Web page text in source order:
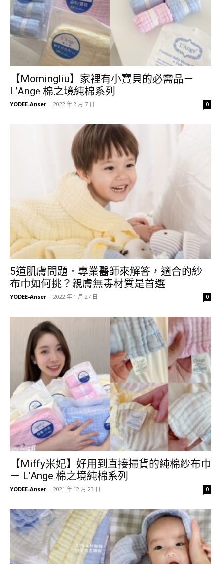
【Morningliu】家裡有小寶貝的必需品－
L’Ange 棉之境純棉系列
YODEE-Anser - 2022 年 2 月 7 日 0
5道肌膚問題．專業醫師來解答，適合的紗
布巾如何挑？親膚無毒材質是首選
YODEE-Anser - 2022 年 1 月 27 日 0
【Miffy米妃】好用到直接掃貨的純棉紗布巾
－ L’Ange 棉之境純棉系列
YODEE-Anser - 2021 年 12 月 23 日 0